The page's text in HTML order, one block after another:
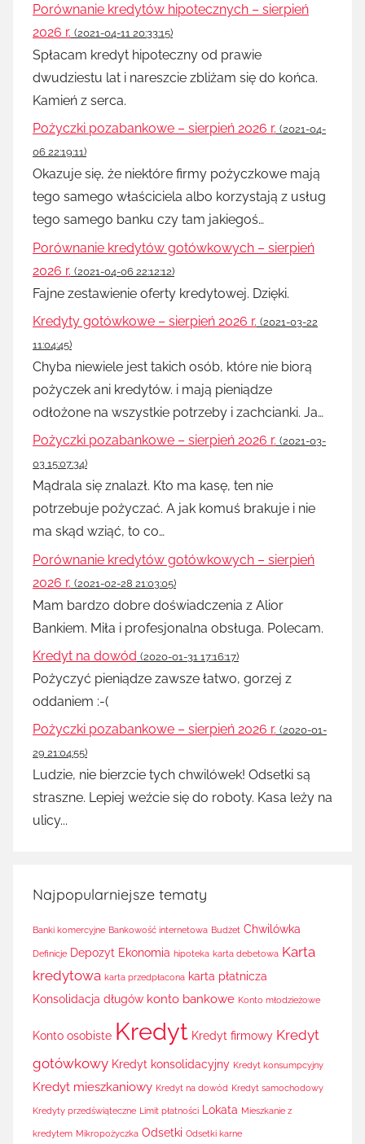
Porównanie kredytów hipotecznych – sierpień
2026 r. (2021-04-11 20:33:15)
Spłacam kredyt hipoteczny od prawie
dwudziestu lat i nareszcie zbliżam się do końca.
Kamień z serca.
Pożyczki pozabankowe – sierpień 2026 r. (2021-04-
06 22:19:11)
Okazuje się, że niektóre firmy pożyczkowe mają
tego samego właściciela albo korzystają z usług
tego samego banku czy tam jakiegoś…
Porównanie kredytów gotówkowych – sierpień
2026 r. (2021-04-06 22:12:12)
Fajne zestawienie oferty kredytowej. Dzięki.
Kredyty gotówkowe – sierpień 2026 r. (2021-03-22
11:04:45)
Chyba niewiele jest takich osób, które nie biorą
pożyczek ani kredytów. i mają pieniądze
odłożone na wszystkie potrzeby i zachcianki. Ja…
Pożyczki pozabankowe – sierpień 2026 r. (2021-03-
03 15:07:34)
Mądrala się znalazł. Kto ma kasę, ten nie
potrzebuje pożyczać. A jak komuś brakuje i nie
ma skąd wziąć, to co…
Porównanie kredytów gotówkowych – sierpień
2026 r. (2021-02-28 21:03:05)
Mam bardzo dobre doświadczenia z Alior
Bankiem. Miła i profesjonalna obsługa. Polecam.
Kredyt na dowód (2020-01-31 17:16:17)
Pożyczyć pieniądze zawsze łatwo, gorzej z
oddaniem :-(
Pożyczki pozabankowe – sierpień 2026 r. (2020-01-
29 21:04:55)
Ludzie, nie bierzcie tych chwilówek! Odsetki są
straszne. Lepiej weźcie się do roboty. Kasa leży na
ulicy...
Najpopularniejsze tematy
Banki komercyjne Bankowość internetowa Budżet Chwilówka
Definicje Depozyt Ekonomia hipoteka karta debetowa Karta
kredytowa karta przedpłacona karta płatnicza
Konsolidacja długów konto bankowe Konto młodzieżowe
Konto osobiste Kredyt Kredyt firmowy Kredyt
gotówkowy Kredyt konsolidacyjny Kredyt konsumpcyjny
Kredyt mieszkaniowy Kredyt na dowód Kredyt samochodowy
Kredyty przedświąteczne Limit płatności Lokata Mieszkanie z
kredytem Mikropożyczka Odsetki Odsetki karne